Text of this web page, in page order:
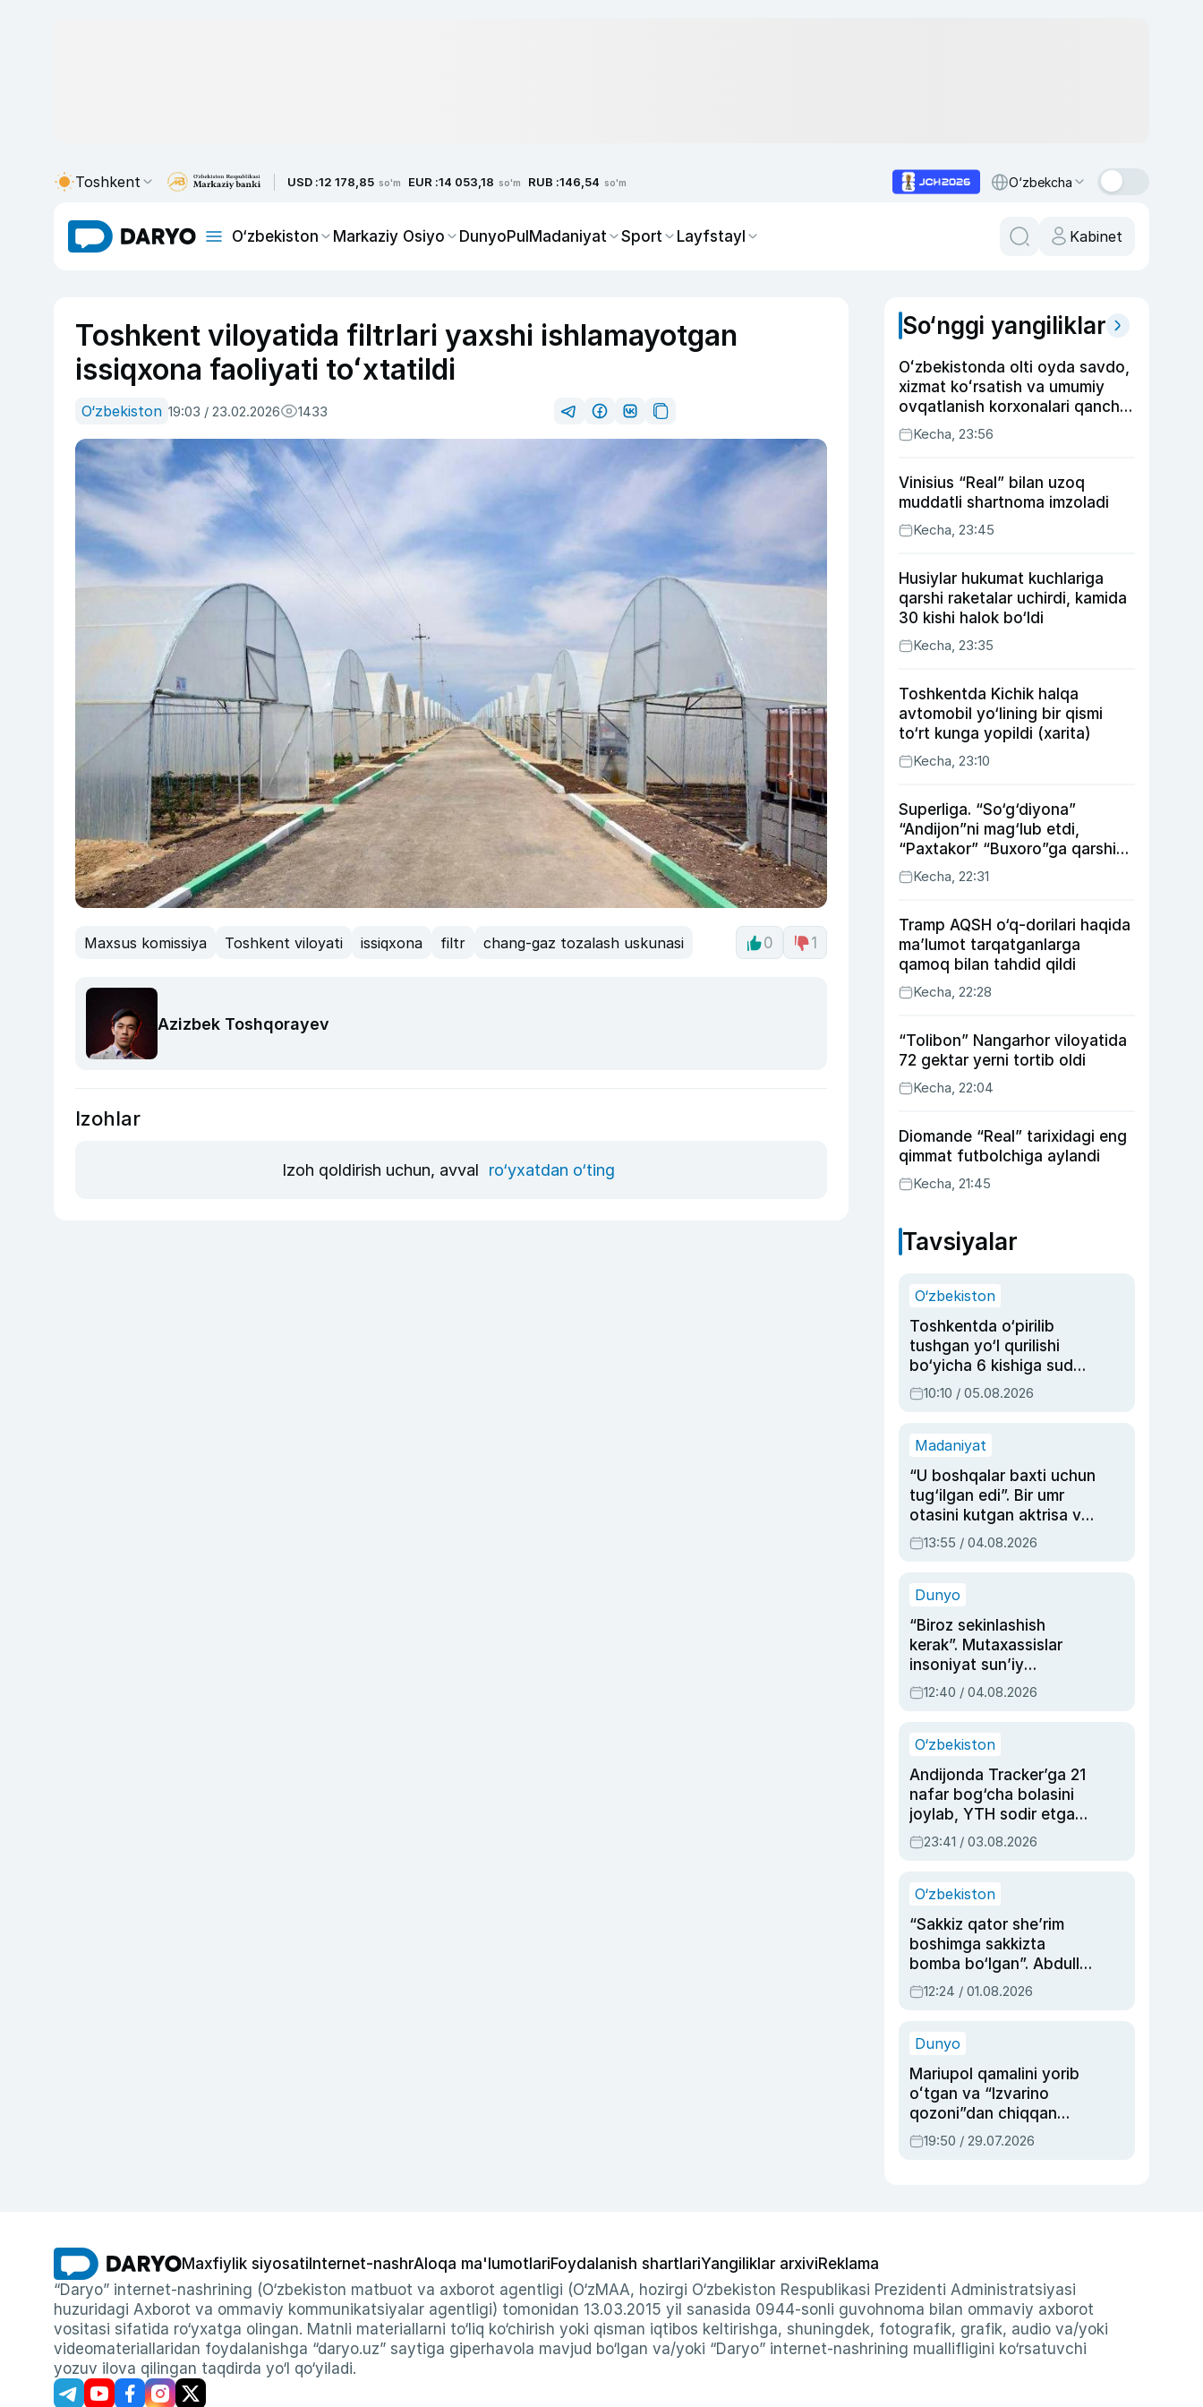
Toshkent USD :12 178,85 so'm EUR :14 053,18 so'm RUB :146,54 so'm O‘zbekcha
O‘zbekiston Markaziy Osiyo DunyoPulMadaniyat Sport Layfstayl Kabinet
Toshkent viloyatida filtrlari yaxshi ishlamayotgan
issiqxona faoliyati toʻxtatildi
O‘zbekiston 19:03 / 23.02.2026 1433
Maxsus komissiya Toshkent viloyati issiqxona filtr chang-gaz tozalash uskunasi 0 1
Azizbek Toshqorayev
Izohlar
Izoh qoldirish uchun, avval ro‘yxatdan o‘ting
So‘nggi yangiliklar
Oʻzbekistonda olti oyda savdo,
xizmat koʻrsatish va umumiy
ovqatlanish korxonalari qancha
soliq toʻlagani ochiqlandi
Kecha, 23:56
Vinisius “Real” bilan uzoq
muddatli shartnoma imzoladi
Kecha, 23:45
Husiylar hukumat kuchlariga
qarshi raketalar uchirdi, kamida
30 kishi halok bo‘ldi
Kecha, 23:35
Toshkentda Kichik halqa
avtomobil yo‘lining bir qismi
to‘rt kunga yopildi (xarita)
Kecha, 23:10
Superliga. “So‘g‘diyona”
“Andijon”ni mag‘lub etdi,
“Paxtakor” “Buxoro”ga qarshi
bahsda g‘alabani qo‘ldan
chiqardi
Kecha, 22:31
Tramp AQSH o‘q-dorilari haqida
ma’lumot tarqatganlarga
qamoq bilan tahdid qildi
Kecha, 22:28
“Tolibon” Nangarhor viloyatida
72 gektar yerni tortib oldi
Kecha, 22:04
Diomande “Real” tarixidagi eng
qimmat futbolchiga aylandi
Kecha, 21:45
Tavsiyalar
O‘zbekiston
Toshkentda o‘pirilib
tushgan yo‘l qurilishi
bo‘yicha 6 kishiga sud
hukmi o‘qildi
10:10 / 05.08.2026
Madaniyat
“U boshqalar baxti uchun
tug‘ilgan edi”. Bir umr
otasini kutgan aktrisa va
dublyaj ustasi Rimma
Ahmedovaning
13:55 / 04.08.2026
Dunyo
“Biroz sekinlashish
kerak”. Mutaxassislar
insoniyat sun’iy
intellektni boshqara
olmay qolishidan xavotir
12:40 / 04.08.2026
O‘zbekiston
Andijonda Tracker’ga 21
nafar bog‘cha bolasini
joylab, YTH sodir etgan
ayolga sud hukmi o‘qildi
23:41 / 03.08.2026
O‘zbekiston
“Sakkiz qator she’rim
boshimga sakkizta
bomba bo‘lgan”. Abdulla
Oripovni siyosiy
ayblovlardan asrab
12:24 / 01.08.2026
Dunyo
Mariupol qamalini yorib
oʻtgan va “Izvarino
qozoni”dan chiqqan
qahramon — Ukraina
armiyasi bosh
19:50 / 29.07.2026
Maxfiylik siyosati Internet-nashrAloqa ma'lumotlariFoydalanish shartlariYangiliklar arxiviReklama
“Daryo” internet-nashrining (O‘zbekiston matbuot va axborot agentligi (O‘zMAA, hozirgi O‘zbekiston Respublikasi Prezidenti Administratsiyasi
huzuridagi Axborot va ommaviy kommunikatsiyalar agentligi) tomonidan 13.03.2015 yil sanasida 0944-sonli guvohnoma bilan ommaviy axborot
vositasi sifatida ro‘yxatga olingan. Matnli materiallarni to‘liq ko‘chirish yoki qisman iqtibos keltirishga, shuningdek, fotografik, grafik, audio va/yoki
videomateriallaridan foydalanishga “daryo.uz” saytiga giperhavola mavjud bo‘lgan va/yoki “Daryo” internet-nashrining muallifligini ko‘rsatuvchi
yozuv ilova qilingan taqdirda yo‘l qo‘yiladi.